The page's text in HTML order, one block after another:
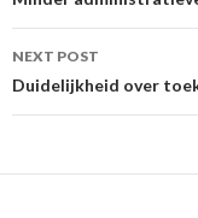
NEXT POST
Duidelijkheid over